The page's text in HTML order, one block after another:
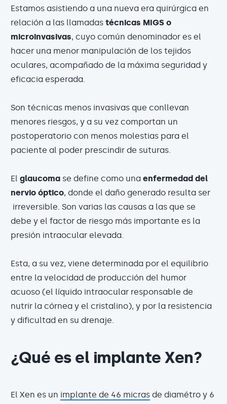
Estamos asistiendo a una nueva era quirúrgica en
relación a las llamadas técnicas MIGS o
microinvasivas, cuyo común denominador es el
hacer una menor manipulación de los tejidos
oculares, acompañado de la máxima seguridad y
eficacia esperada.
Son técnicas menos invasivas que conllevan
menores riesgos, y a su vez comportan un
postoperatorio con menos molestias para el
paciente al poder prescindir de suturas.
El glaucoma se define como una enfermedad del
nervio óptico, donde el daño generado resulta ser
irreversible. Son varias las causas a las que se
debe y el factor de riesgo más importante es la
presión intraocular elevada.
Esta, a su vez, viene determinada por el equilibrio
entre la velocidad de producción del humor
acuoso (el líquido intraocular responsable de
nutrir la córnea y el cristalino), y por la resistencia
y dificultad en su drenaje.
¿Qué es el implante Xen?
El Xen es un implante de 46 micras de diamétro y 6